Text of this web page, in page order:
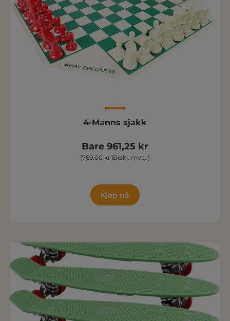
4-Manns sjakk
Bare 961,25 kr
(769,00 kr Ekskl. mva. )
Kjøp nå